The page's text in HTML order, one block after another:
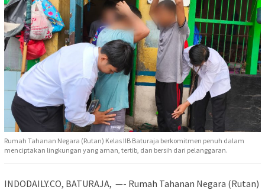
Rumah Tahanan Negara (Rutan) Kelas IIB Baturaja berkomitmen penuh dalam
menciptakan lingkungan yang aman, tertib, dan bersih dari pelanggaran.
INDODAILY.CO, BATURAJA, —- Rumah Tahanan Negara (Rutan)